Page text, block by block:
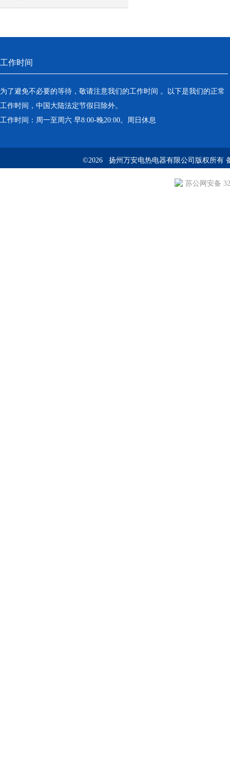
工作时间
为了避免不必要的等待，敬请注意我们的工作时间 。以下是我们的正常
工作时间，中国大陆法定节假日除外。
工作时间：周一至周六 早8:00-晚20:00。周日休息
©2026 扬州万安电热电器有限公司版权所有
苏公网安备